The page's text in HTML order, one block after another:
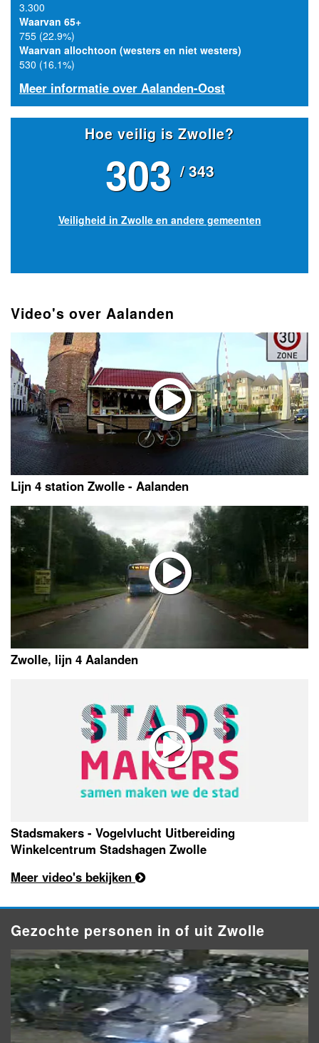
3.300
Waarvan 65+
755 (22.9%)
Waarvan allochtoon (westers en niet westers)
530 (16.1%)
Meer informatie over Aalanden-Oost
Hoe veilig is Zwolle?
303 / 343
Veiligheid in Zwolle en andere gemeenten
Video's over Aalanden
Lijn 4 station Zwolle - Aalanden
Zwolle, lijn 4 Aalanden
Stadsmakers - Vogelvlucht Uitbereiding
Winkelcentrum Stadshagen Zwolle
Meer video's bekijken
Gezochte personen in of uit Zwolle